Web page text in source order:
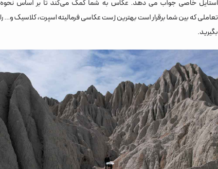
استایل خاصی جواب می دهد. عکاس به شما کمک می‌کند تا بر اساس نحوه
تعاملی که بین شما برقرار است بهترین ژست عکاسی فرمالیته اسپرت، کلاسیک و… را
بگیرید.